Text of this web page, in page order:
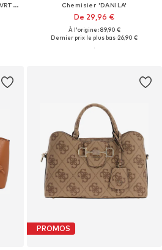
Sac bandoulière 'NOELLE II CNVRTBLE XBODY FLAP' Chemisier 'DANILA'
De 29,96 €
À l'origine : 89,90 €
Dernier prix le plus bas :26,90 €
PROMOS